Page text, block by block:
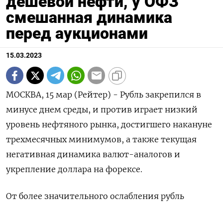
смешанная динамика
перед аукционами
15.03.2023
МОСКВА, 15 мар (Рейтер) - Рубль закрепился в
минусе днем среды, и против играет низкий
уровень нефтяного рынка, достигшего накануне
трехмесячных минимумов, а также текущая
негативная динамика валют-аналогов и
укрепление доллара на форексе.
От более значительного ослабления рубль